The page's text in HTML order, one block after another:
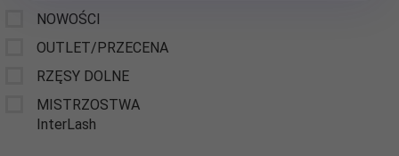
NOWOŚCI
OUTLET/PRZECENA
RZĘSY DOLNE
MISTRZOSTWA
InterLash